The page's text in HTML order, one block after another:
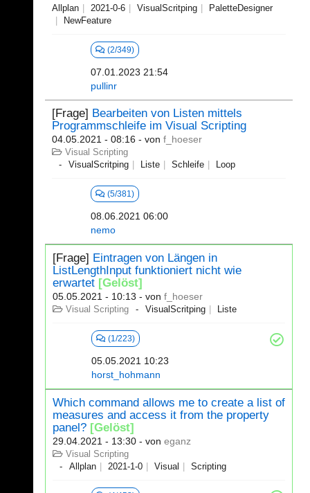
Allplan 2021-0-6 VisualScritping
PaletteDesigner
NewFeature
(2/349)
07.01.2023 21:54
pullinr
[Frage] Bearbeiten von Listen mittels
Programmschleife im Visual Scripting
04.05.2021 - 08:16 - von f_hoeser
Visual Scripting
VisualScritping
Liste Schleife Loop
(5/381)
08.06.2021 06:00
nemo
[Frage] Eintragen von Längen in
ListLengthInput funktioniert nicht wie
erwartet [Gelöst]
05.05.2021 - 10:13 - von f_hoeser
Visual Scripting VisualScritping Liste
(1/223)
05.05.2021 10:23
horst_hohmann
Which command allows me to create a list of
measures and access it from the property
panel? [Gelöst]
29.04.2021 - 13:30 - von eganz
Visual Scripting
Allplan
2021-1-0 Visual Scripting